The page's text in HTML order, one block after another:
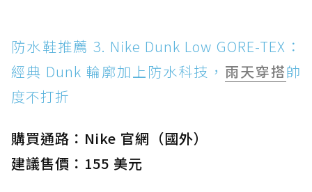
防水鞋推薦 3. Nike Dunk Low GORE-TEX：
經典 Dunk 輪廓加上防水科技， 雨天穿搭帥
度不打折
購買通路：Nike 官網（國外）
建議售價：155 美元